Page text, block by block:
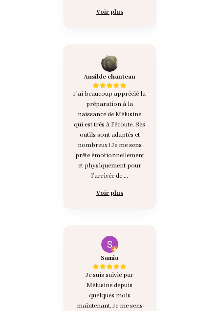
Voir plus
Ansilde chanteau
J’ai beaucoup apprécié la
préparation à la
naissance de Mélusine
qui est très à l’écoute. Ses
outils sont adaptés et
nombreux ! Je me sens
prête émotionnellement
et physiquement pour
l’arrivée de ...
Voir plus
Samia
Je suis suivie par
Mélusine depuis
quelques mois
maintenant. Je me sens